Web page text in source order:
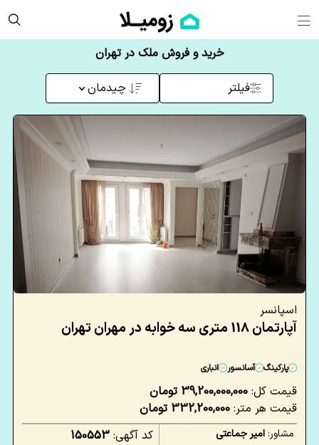
خرید و فروش ملک در تهران
فیلتر چیدمان
اسپانسر
آپارتمان 118 متری سه خوابه در مهران تهران
پارکینگ آسانسور انباری
قیمت کل: 39,200,000,000 تومان
قیمت هر متر: 332,200,000 تومان
مشاور:امیر جماعتی
کد آگهی: 150553